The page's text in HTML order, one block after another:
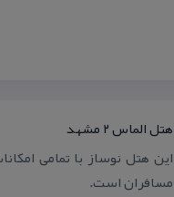
هتل الماس ۲ مشهد
این هتل نوساز با تمامی
مسافران است.